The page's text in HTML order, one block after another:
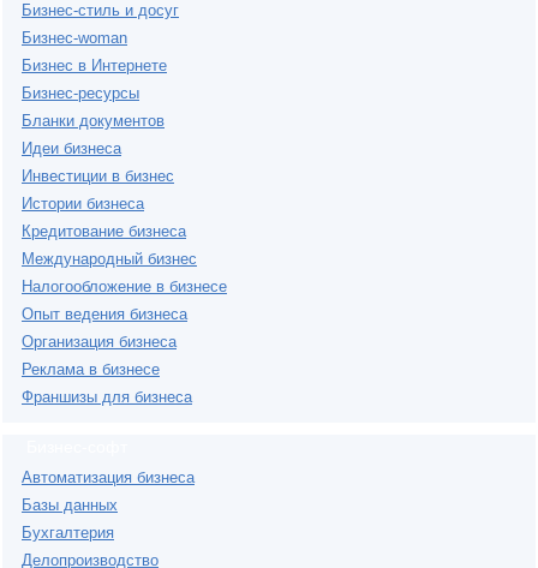
Бизнес-стиль и досуг
Бизнес-woman
Бизнес в Интернете
Бизнес-ресурсы
Бланки документов
Идеи бизнеса
Инвестиции в бизнес
Истории бизнеса
Кредитование бизнеса
Международный бизнес
Налогообложение в бизнесе
Опыт ведения бизнеса
Организация бизнеса
Реклама в бизнесе
Франшизы для бизнеса
Автоматизация бизнеса
Базы данных
Бухгалтерия
Делопроизводство